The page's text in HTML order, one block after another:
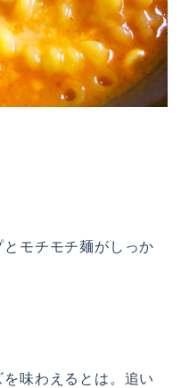
とモチモチ麺がしっか
味わえるとは。追い